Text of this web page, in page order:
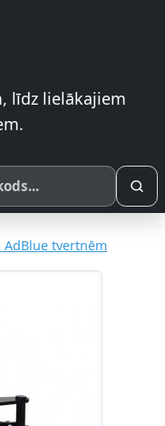
līdz lielākajiem
SKU vai OE koda
AdBlue tvertnēm